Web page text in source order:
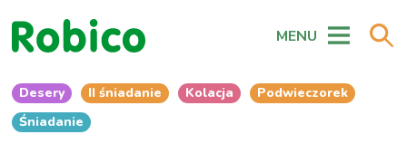
MENU
Desery II śniadanie Kolacja
Podwieczorek
Śniadanie